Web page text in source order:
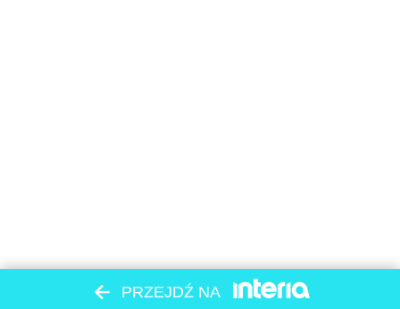
PRZEJDŹ NA